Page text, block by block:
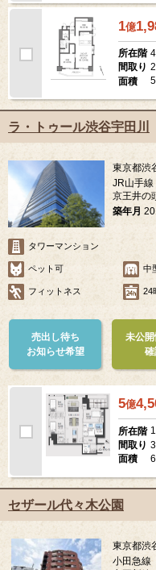
1億
所在階
間取り
面積
ラ・トゥール渋谷宇田川
東京都渋
JR山手線
京王井の
築年月
タワーマンション
ペット可 中
フィットネス 24
売出し待ち
お知らせ希望
未公
5億
所在階
間取り
面積
セザール代々木公園
東京都渋
小田急線